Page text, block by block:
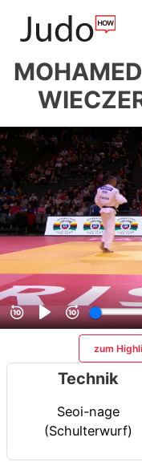
zum
Technik
Seoi-nage
(Schulterwurf)